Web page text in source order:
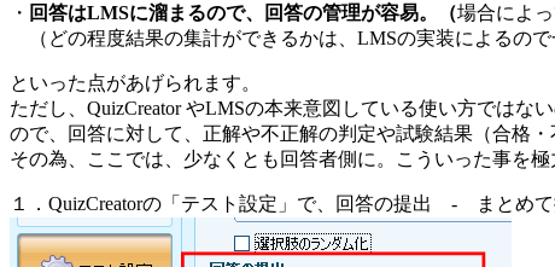
・ 回答はLMSに溜まるので、回答の管理が容易。（場合によっ
（どの程度結果の集計ができるかは、LMSの実装によるの
といった点があげられます。
ただし、QuizCreator やLMSの本来意図している使い方ではな
ので、回答に対して、正解や不正解の判定や試験結果（合格
その為、ここでは、少なくとも回答者側に。こういった事を
１．QuizCreatorの「テスト設定」で、回答の提出 - まとめて